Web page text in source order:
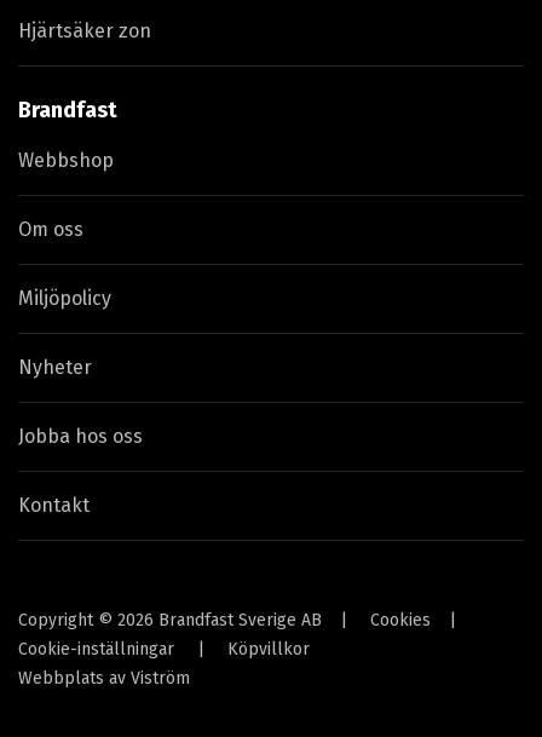
Hjärtsäker zon
Brandfast
Webbshop
Om oss
Miljöpolicy
Nyheter
Jobba hos oss
Kontakt
Copyright © 2026 Brandfast Sverige AB Cookies
Cookie-inställningar
Köpvillkor
Webbplats av Viström